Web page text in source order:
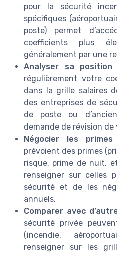
pour la sécurité
spécifiques
poste) permet
coefficients plus
généralement par une
Analyser sa
régulièrement votre
dans la grille salaires
des entreprises de
de poste ou
demande de révision de
Négocier les
prévoient des primes
risque, prime de nuit,
renseigner sur celles
sécurité et de les
annuels.
Comparer avec
sécurité privée
(incendie,
renseigner sur les